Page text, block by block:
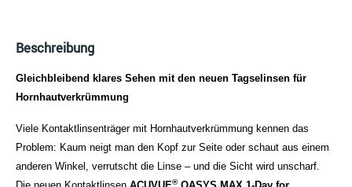
Beschreibung
Gleichbleibend klares Sehen mit den neuen Tagselinsen für
Hornhautverkrümmung
Viele Kontaktlinsenträger mit Hornhautverkrümmung kennen das
Problem: Kaum neigt man den Kopf zur Seite oder schaut aus einem
anderen Winkel, verrutscht die Linse – und die Sicht wird unscharf.
®